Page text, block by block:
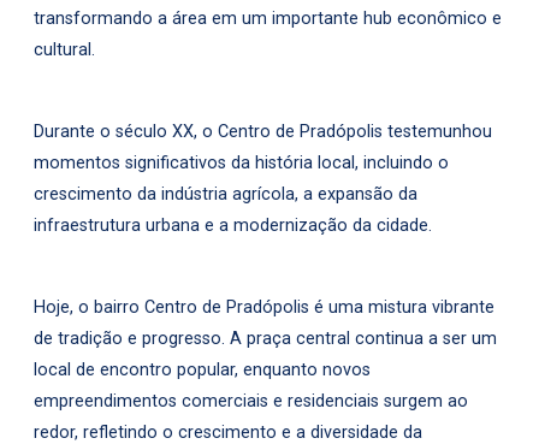
transformando a área em um importante hub econômico e
cultural.
Durante o século XX, o Centro de Pradópolis testemunhou
momentos significativos da história local, incluindo o
crescimento da indústria agrícola, a expansão da
infraestrutura urbana e a modernização da cidade.
Hoje, o bairro Centro de Pradópolis é uma mistura vibrante
de tradição e progresso. A praça central continua a ser um
local de encontro popular, enquanto novos
empreendimentos comerciais e residenciais surgem ao
redor, refletindo o crescimento e a diversidade da